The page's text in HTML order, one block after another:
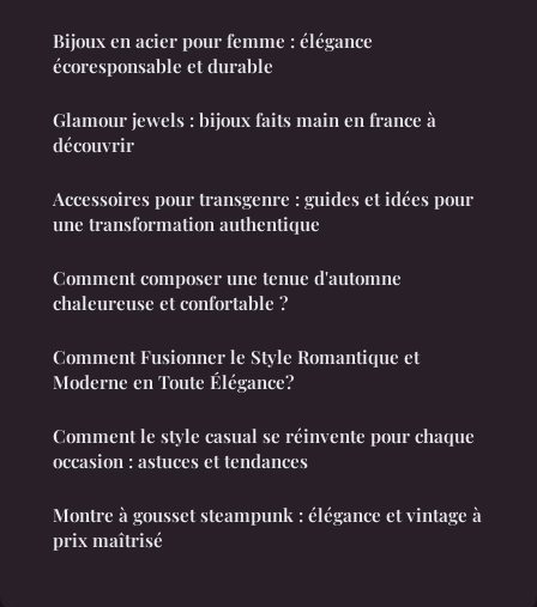
Bijoux en acier pour femme : élégance
écoresponsable et durable
Glamour jewels : bijoux faits main en france à
découvrir
Accessoires pour transgenre : guides et idées pour
une transformation authentique
Comment composer une tenue d'automne
chaleureuse et confortable ?
Comment Fusionner le Style Romantique et
Moderne en Toute Élégance?
Comment le style casual se réinvente pour chaque
occasion : astuces et tendances
Montre à gousset steampunk : élégance et vintage à
prix maîtrisé